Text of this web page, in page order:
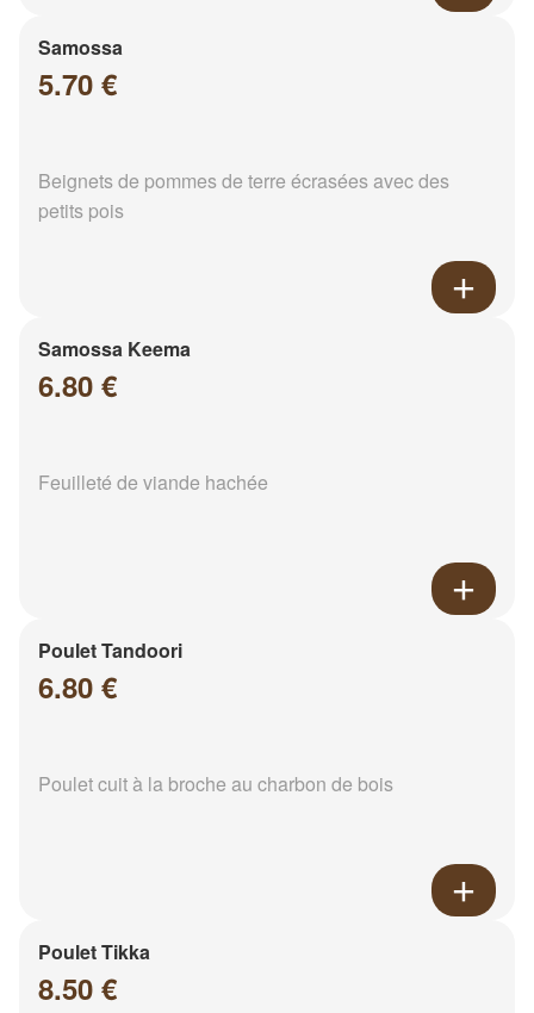
Samossa
5.70 €
Beignets de pommes de terre écrasées avec des
petits pois
Samossa Keema
6.80 €
Feuilleté de viande hachée
Poulet Tandoori
6.80 €
Poulet cuit à la broche au charbon de bois
Poulet Tikka
8.50 €